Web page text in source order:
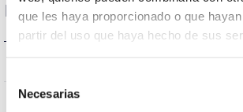
que les haya proporcionado o que
partir del uso que haya hecho de sus
Necesarias
Logement et finition
Indice d’étanchéité IP